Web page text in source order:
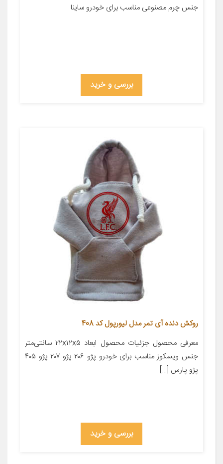
جنس چرم مصنوعی مناسب برای خودرو ساینا
بررسی و خرید
روکش دنده آی تمر مدل لیورپول کد 408
معرفی محصول جزئیات محصول ابعاد ۲۲x۱۲x۵ سانتی‌متر
جنس ویسکوز مناسب برای خودرو پژو ۲۰۶ پژو ۲۰۷ پژو ۴۰۵
پژو پارس […]
بررسی و خرید